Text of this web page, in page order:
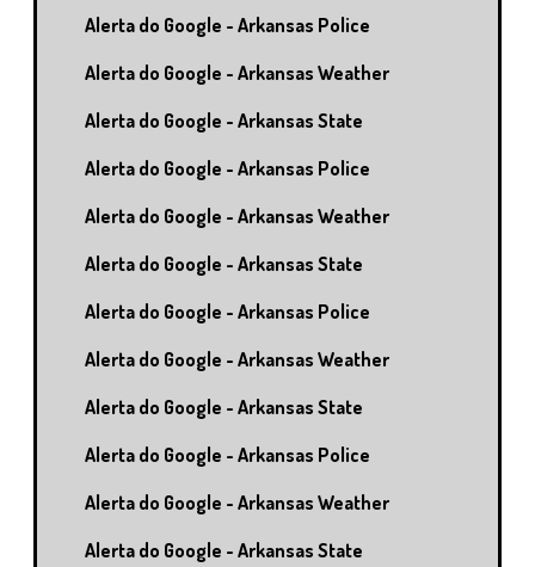
Alerta do Google - Arkansas Police
Alerta do Google - Arkansas Weather
Alerta do Google - Arkansas State
Alerta do Google - Arkansas Police
Alerta do Google - Arkansas Weather
Alerta do Google - Arkansas State
Alerta do Google - Arkansas Police
Alerta do Google - Arkansas Weather
Alerta do Google - Arkansas State
Alerta do Google - Arkansas Police
Alerta do Google - Arkansas Weather
Alerta do Google - Arkansas State